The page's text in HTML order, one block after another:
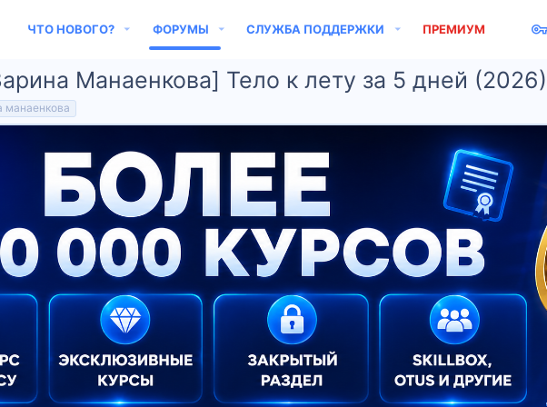
ЧТО НОВОГО? ФОРУМЫ СЛУЖБА ПОДДЕРЖКИ ПРЕМИУМ
Манаенкова] Тело к лету за 5 дней (2026)
манаенкова